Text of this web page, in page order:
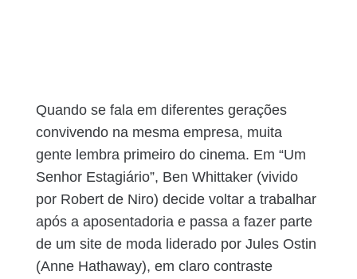
Quando se fala em diferentes gerações
convivendo na mesma empresa, muita
gente lembra primeiro do cinema. Em “Um
Senhor Estagiário”, Ben Whittaker (vivido
por Robert de Niro) decide voltar a trabalhar
após a aposentadoria e passa a fazer parte
de um site de moda liderado por Jules Ostin
(Anne Hathaway), em claro contraste